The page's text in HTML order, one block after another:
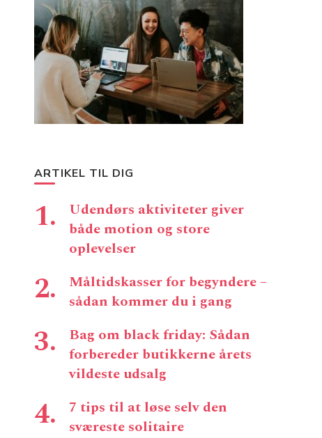
ARTIKEL TIL DIG
Udendørs aktiviteter giver
både motion og store
oplevelser
Måltidskasser for begyndere –
sådan kommer du i gang
Bag om black friday: Sådan
forbereder butikkerne årets
vildeste udsalg
7 tips til at løse selv den
sværeste solitaire